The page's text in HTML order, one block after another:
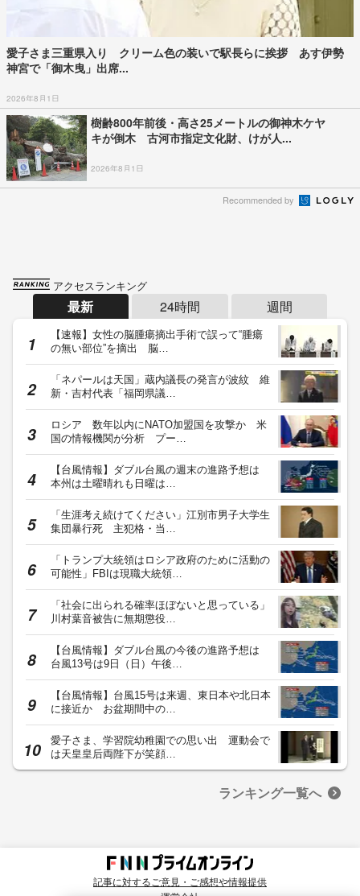
愛子さま三重県入り クリーム色の装いで駅長らに挨拶 あす伊勢
神宮で「御木曳」出席...
2026年8月1日
樹齢800年前後・高さ25メートルの御神木ケヤ
キが倒木 古河市指定文化財、けが人...
2026年8月1日
Recommended by
アクセスランキング
最新 24時間 週間
【速報】女性の脳腫瘍摘出手術で誤って“腫瘍
の無い部位”を摘出 脳…
「ネパールは天国」蔵内議長の発言が波紋 維
新・吉村代表「福岡県議…
ロシア 数年以内にNATO加盟国を攻撃か 米
国の情報機関が分析 プー…
【台風情報】ダブル台風の週末の進路予想は
本州は土曜晴れも日曜は…
「生涯考え続けてください」江別市男子大学生
集団暴行死 主犯格・当…
「トランプ大統領はロシア政府のために活動の
可能性」FBIは現職大統領…
「社会に出られる確率ほぼないと思っている」
川村葉音被告に無期懲役…
【台風情報】ダブル台風の今後の進路予想は
台風13号は9日（日）午後…
【台風情報】台風15号は来週、東日本や北日本
に接近か お盆期間中の…
愛子さま、学習院幼稚園での思い出 運動会で
は天皇皇后両陛下が笑顔…
ランキング一覧へ
記事に対するご意見・ご感想や情報提供